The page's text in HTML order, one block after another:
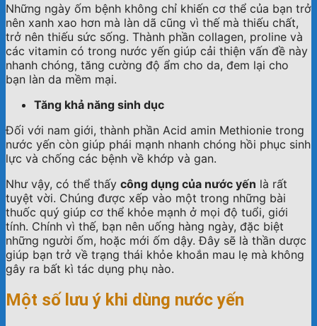
Những ngày ốm bệnh không chỉ khiến cơ thể của bạn trở
nên xanh xao hơn mà làn dã cũng vì thế mà thiếu chất,
trở nên thiếu sức sống. Thành phần collagen, proline và
các vitamin có trong nước yến giúp cải thiện vấn đề này
nhanh chóng, tăng cường độ ẩm cho da, đem lại cho
bạn làn da mềm mại.
Tăng khả năng sinh dục
Đối với nam giới, thành phần Acid amin Methionie trong
nước yến còn giúp phái mạnh nhanh chóng hồi phục sinh
lực và chống các bệnh về khớp và gan.
Như vậy, có thể thấy công dụng của nước yến là rất
tuyệt vời. Chúng được xếp vào một trong những bài
thuốc quý giúp cơ thể khỏe mạnh ở mọi độ tuổi, giới
tính. Chính vì thế, bạn nên uống hàng ngày, đặc biệt
những người ốm, hoặc mới ốm dậy. Đây sẽ là thần dược
giúp bạn trở về trạng thái khỏe khoắn mau lẹ mà không
gây ra bất kì tác dụng phụ nào.
Một số lưu ý khi dùng nước yến